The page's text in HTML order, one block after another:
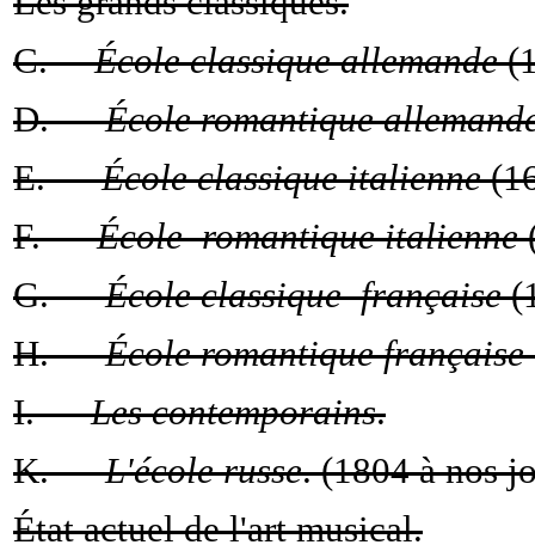
C.—École classique allemande
D. —École romantique
E. —École classique italienne
F. —École romantique italienne
G. —École classique française
H. —École romantique française
I. —Les contemporains.
K. —L'école russe. (1804 à nos
État actuel de l'art musical.